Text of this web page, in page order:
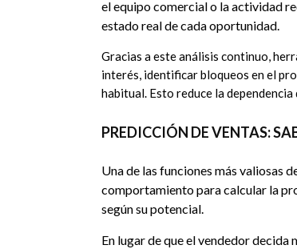
el equipo comercial o la actividad
estado real de cada oportunidad.
Gracias a este análisis continuo,
interés, identificar bloqueos en el
habitual. Esto reduce la
PREDICCIÓN DE VENTAS:
Una de las funciones más valiosas
comportamiento para calcular la
según su potencial.
En lugar de que el vendedor decida